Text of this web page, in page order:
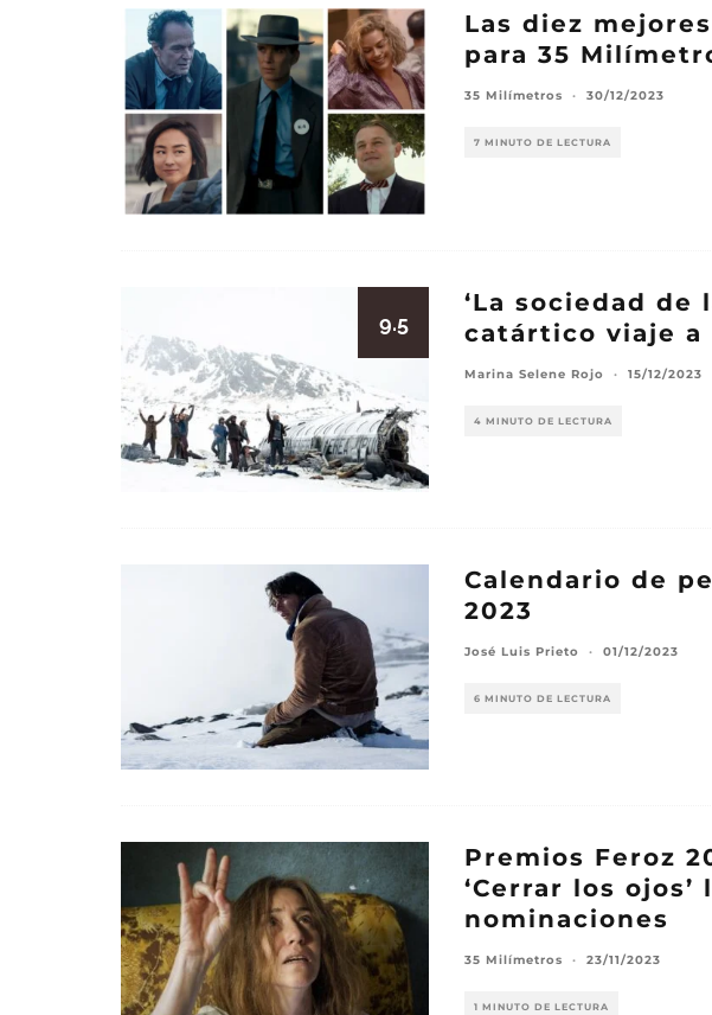
Las diez
para 35
35 Milímetros · 30/12/2023
7 MINUTO DE LECTURA
9.5
‘La sociedad de
catártico viaje a
Marina Selene Rojo · 15/12/2023
4 MINUTO DE LECTURA
Calendario de
2023
José Luis Prieto · 01/12/2023
6 MINUTO DE LECTURA
Premios Feroz
‘Cerrar los ojos’
nominaciones
35 Milímetros · 23/11/2023
1 MINUTO DE LECTURA